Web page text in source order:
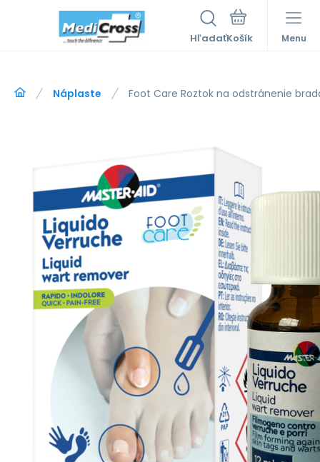
Hľadať Menu
Náplaste Foot Care Roztok na odstránenie